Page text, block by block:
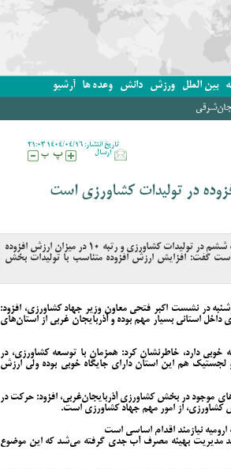
بین الملل ورزش دانش وعده ها آرشیو
تاریخ انتشار: 1404/04/16 21:03
ارسال
در تولیدات کشاورزی است
وقت نیوز - استاندار آذربایجان غربی با بیان اینکه رتبه ششم در تولیدات کشاورزی و رتبه ۱۰ در میزان ارزش افزوده
گفت: افزایش ارزش افزوده متناسب با تولیدات بخش
در نشست اکبر فتحی معاون وزیر جهاد کشاورزی، افزود:
استانی بسیار مهم بوده و آذربایجان غربی از استان‌های
خوبی دارد، خاطرنشان کرد: همزمان با توسعه کشاورزی، در
هم این استان دارای جایگاه خوبی بوده ولی ارزش
موجود در بخش کشاورزی آذربایجان‌غربی، افزود: حرکت در
کشاورزی، از امور مهم جهاد کشاورزی است.
نیازمند اقدام اساسی است
مدیریت بهینه مصرف آب جدی گرفته می‌شد که این موضوع